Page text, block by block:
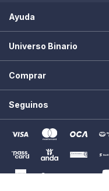
Ayuda
Universo Binario
Comprar
Seguinos